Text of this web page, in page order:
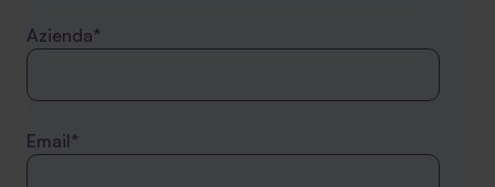
Azienda*
Email*